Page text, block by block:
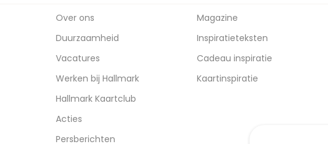
Over ons
Duurzaamheid
Vacatures
Werken bij Hallmark
Hallmark Kaartclub
Acties
Persberichten
Magazine
Inspiratieteksten
Cadeau inspiratie
Kaartinspiratie